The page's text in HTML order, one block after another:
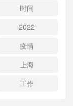
时间
2022
疫情
上海
工作